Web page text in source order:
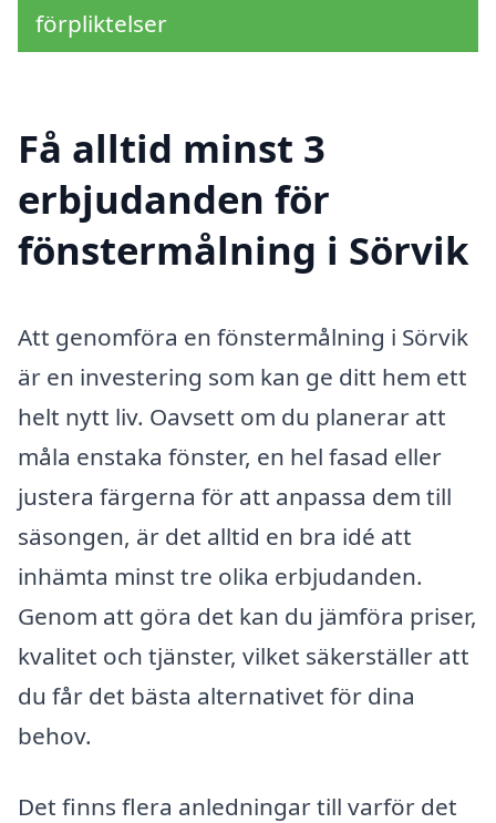
förpliktelser
Få alltid minst 3
erbjudanden för
fönstermålning i Sörvik
Att genomföra en fönstermålning i Sörvik
är en investering som kan ge ditt hem ett
helt nytt liv. Oavsett om du planerar att
måla enstaka fönster, en hel fasad eller
justera färgerna för att anpassa dem till
säsongen, är det alltid en bra idé att
inhämta minst tre olika erbjudanden.
Genom att göra det kan du jämföra priser,
kvalitet och tjänster, vilket säkerställer att
du får det bästa alternativet för dina
behov.
Det finns flera anledningar till varför det